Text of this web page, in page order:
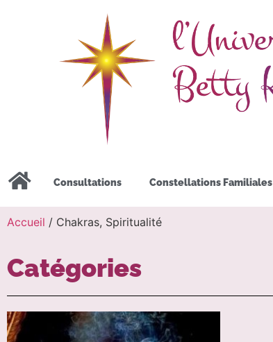
Consultations Constellations Familiales
Accueil / Chakras, Spiritualité
Catégories